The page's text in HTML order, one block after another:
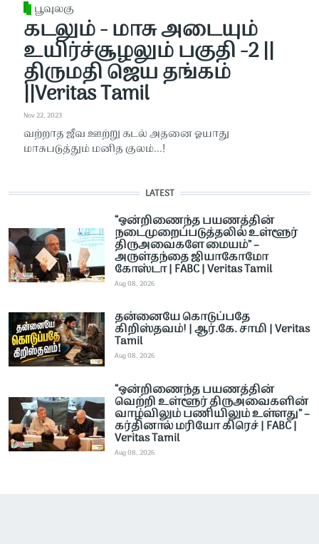
பூவுலகு
கடலும் - மாசு அடையும்
உயிர்ச்சூழலும் பகுதி -2 ||
திருமதி ஜெய தங்கம்
||Veritas Tamil
Nov 22, 2023
வற்றாத ஜீவ ஊற்று கடல் அதனை ஓயாது
மாசுபடுத்தும் மனித குலம்...!
LATEST
“ஒன்றிணைந்த பயணத்தின்
நடைமுறைப்படுத்தலில் உள்ளூர்
திருஅவைகளே மையம்” –
அருள்தந்தை ஜியாகோமோ
கோஸ்டா | FABC | Veritas Tamil
Aug 08, 2026
தன்னையே கொடுப்பதே
கிறிஸ்தவம்! | ஆர்.கே. சாமி | Veritas
Tamil
Aug 08, 2026
“ஒன்றிணைந்த பயணத்தின்
வெற்றி உள்ளூர் திருஅவைகளின்
வாழ்விலும் பணியிலும் உள்ளது” –
கர்தினால் மரியோ கிரெச் | FABC |
Veritas Tamil
Aug 08, 2026